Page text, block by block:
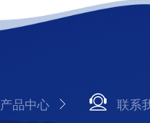
产品中心 联系